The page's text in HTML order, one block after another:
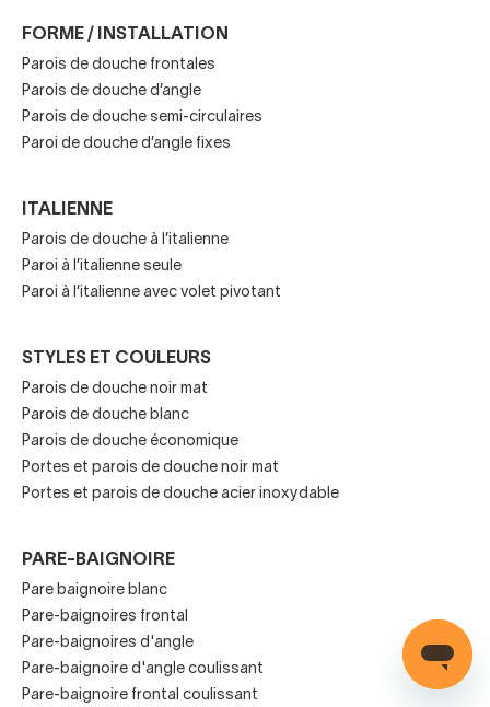
Rabattable ou pivotante.
Pliante.
Fixe.
Parois de douche frontales
d'un mur à l'autre lorsque le receveur est situé entre trois
murs. Elles peuvent mesurer la même largeur que le
Parois de douche d'angle
est celle qui ferme un receveur d'angle en offrant un accès
confortable par l'angle du receveur. Elles peuvent avoir
panneaux en verre trempé
Parois de douche fixe
et ouvert peut avoir ou non une petite porte mobile (pour
garantir un peu plus d'étanchéité). Elles ne ferment pas
complètement l'espace de douche et couvrent la zone
FORME / INSTALLATION
Parois de douche frontales
Parois de douche d’angle
Parois de douche semi-circulaires
Paroi de douche d’angle fixes
ITALIENNE
Parois de douche à l’italienne
Paroi à l’italienne seule
Paroi à l’italienne avec volet pivotant
STYLES ET COULEURS
Parois de douche noir mat
Parois de douche blanc
Parois de douche économique
Portes et parois de douche noir mat
Portes et parois de douche acier inoxydable
PARE-BAIGNOIRE
Pare baignoire blanc
Pare-baignoires frontal
Pare-baignoires d'angle
Pare-baignoire d'angle coulissant
Pare-baignoire frontal coulissant